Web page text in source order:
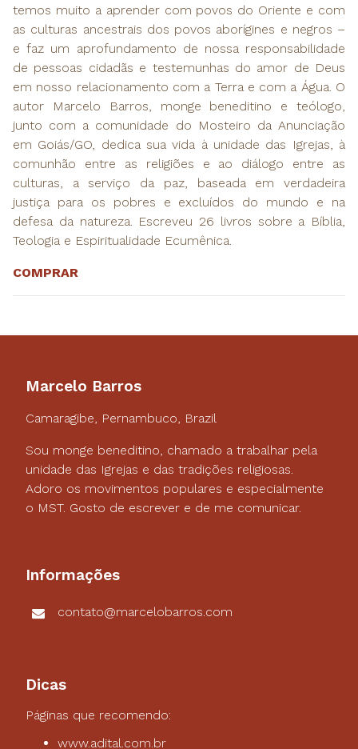
temos muito a aprender com povos do Oriente e com
as culturas ancestrais dos povos aborígines e negros –
e faz um aprofundamento de nossa responsabilidade
de pessoas cidadãs e testemunhas do amor de Deus
em nosso relacionamento com a Terra e com a Água. O
autor Marcelo Barros, monge beneditino e teólogo,
junto com a comunidade do Mosteiro da Anunciação
em Goiás/GO, dedica sua vida à unidade das Igrejas, à
comunhão entre as religiões e ao diálogo entre as
culturas, a serviço da paz, baseada em verdadeira
justiça para os pobres e excluídos do mundo e na
defesa da natureza. Escreveu 26 livros sobre a Bíblia,
Teologia e Espiritualidade Ecumênica.
COMPRAR
Marcelo Barros
Camaragibe, Pernambuco, Brazil
Sou monge beneditino, chamado a trabalhar pela
unidade das Igrejas e das tradições religiosas.
Adoro os movimentos populares e especialmente
o MST. Gosto de escrever e de me comunicar.
Informações
contato@marcelobarros.com
Dicas
Páginas que recomendo:
www.adital.com.br